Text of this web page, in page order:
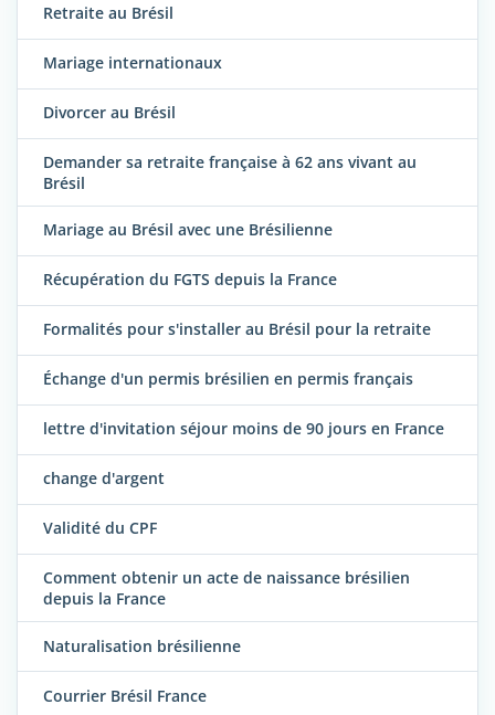
Retraite au Brésil
Mariage internationaux
Divorcer au Brésil
Demander sa retraite française à 62 ans vivant au
Brésil
Mariage au Brésil avec une Brésilienne
Récupération du FGTS depuis la France
Formalités pour s'installer au Brésil pour la retraite
Échange d'un permis brésilien en permis français
lettre d'invitation séjour moins de 90 jours en France
change d'argent
Validité du CPF
Comment obtenir un acte de naissance brésilien
depuis la France
Naturalisation brésilienne
Courrier Brésil France